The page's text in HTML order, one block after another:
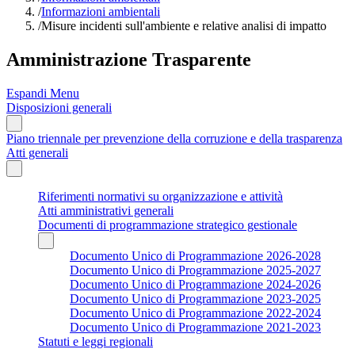
/Informazioni ambientali
/Misure incidenti sull'ambiente e relative analisi di impatto
Amministrazione Trasparente
Espandi Menu
Disposizioni generali
Piano triennale per prevenzione della corruzione e della trasparenza
Atti generali
Riferimenti normativi su organizzazione e attività
Atti amministrativi generali
Documenti di programmazione strategico gestionale
Documento Unico di Programmazione 2026-2028
Documento Unico di Programmazione 2025-2027
Documento Unico di Programmazione 2024-2026
Documento Unico di Programmazione 2023-2025
Documento Unico di Programmazione 2022-2024
Documento Unico di Programmazione 2021-2023
Statuti e leggi regionali